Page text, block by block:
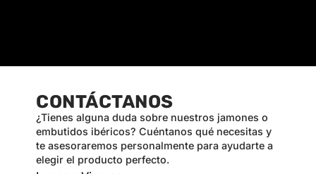
CONTÁCTANOS
¿Tienes alguna duda sobre nuestros jamones o
embutidos ibéricos? Cuéntanos qué necesitas y
te asesoraremos personalmente para ayudarte a
elegir el producto perfecto.